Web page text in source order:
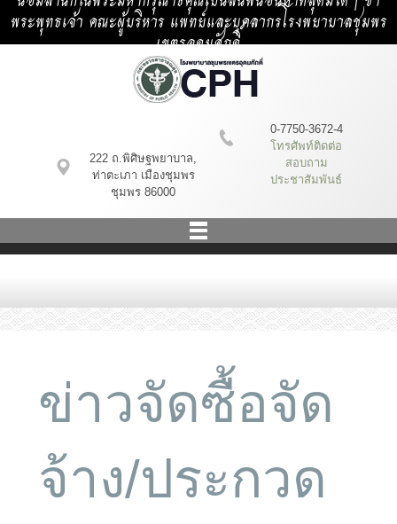
พระพุทธเจ้า คณะผู้บริหาร แพทย์และบุคลากรโรงพยาบาลชุมพร
เขตรอุดมศักดิ์
222 ถ.พิศิษฐพยาบาล,
ท่าตะเภา เมืองชุมพร
ชุมพร 86000
0-7750-3672-4
โทรศัพท์ติดต่อ
สอบถาม
ประชาสัมพันธ์
ข่าวจัดซื้อจัด
จ้าง/ประกวด